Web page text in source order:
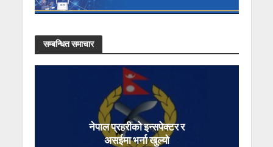
सम्बन्धित समाचार
नेपाल प्रहरीको इन्सपेक्टर र
असईमा भर्ना खुल्यो